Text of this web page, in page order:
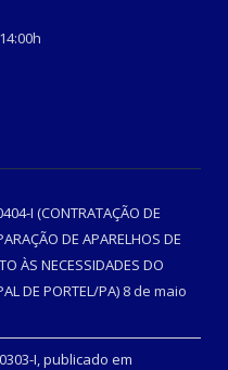
I (CONTRATAÇÃO DE
DE APARELHOS DE
ÀS NECESSIDADES DO
DE PORTEL/PA) 8 de maio
I, publicado em